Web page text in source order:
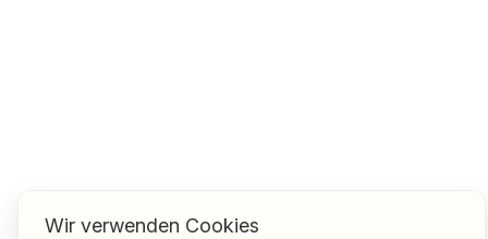
Wir verwenden Cookies